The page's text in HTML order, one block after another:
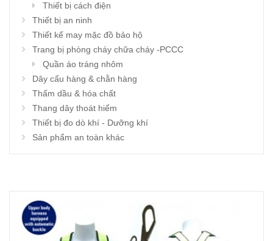
Thiết bị cách điện
Thiết bị an ninh
Thiết kế may mặc đồ bảo hộ
Trang bị phòng cháy chữa cháy -PCCC
Quần áo tráng nhôm
Dây cẩu hàng & chằn hàng
Thấm dầu & hóa chất
Thang dây thoát hiểm
Thiết bị đo dò khí - Dưỡng khí
Sản phẩm an toàn khác